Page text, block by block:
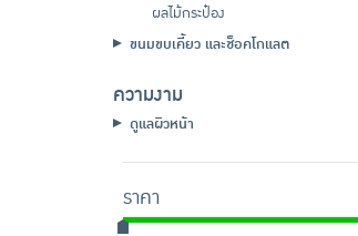
ผลไม้กระป๋อง
ขนมขบเคี้ยว และช็อคโกแลต
ความงาม
ดูแลผิวหน้า
ราคา